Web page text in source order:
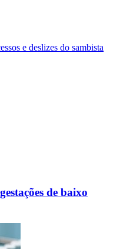
e deslizes do sambista
de baixo